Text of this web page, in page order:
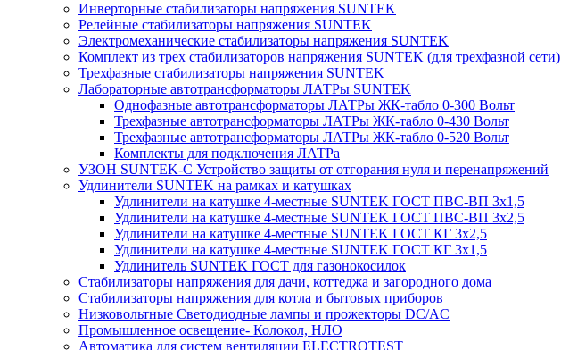
Инверторные стабилизаторы напряжения SUNTEK
Релейные стабилизаторы напряжения SUNTEK
Электромеханические стабилизаторы напряжения SUNTEK
Комплект из трех стабилизаторов напряжения SUNTEK (для трехфазной сети)
Трехфазные стабилизаторы напряжения SUNTEK
Лабораторные автотрансформаторы ЛАТРы SUNTEK
Однофазные автотрансформаторы ЛАТРы ЖК-табло 0-300 Вольт
Трехфазные автотрансформаторы ЛАТРы ЖК-табло 0-430 Вольт
Трехфазные автотрансформаторы ЛАТРы ЖК-табло 0-520 Вольт
Комплекты для подключения ЛАТРа
УЗОН SUNTEK-C Устройство защиты от отгорания нуля и перенапряжений
Удлинители SUNTEK на рамках и катушках
Удлинители на катушке 4-местные SUNTEK ГОСТ ПВС-ВП 3х1,5
Удлинители на катушке 4-местные SUNTEK ГОСТ ПВС-ВП 3х2,5
Удлинители на катушке 4-местные SUNTEK ГОСТ КГ 3х2,5
Удлинители на катушке 4-местные SUNTEK ГОСТ КГ 3х1,5
Удлинитель SUNTEK ГОСТ для газонокосилок
Стабилизаторы напряжения для дачи, коттеджа и загородного дома
Стабилизаторы напряжения для котла и бытовых приборов
Низковольтные Светодиодные лампы и прожекторы DC/AC
Промышленное освещение- Колокол, НЛО
Автоматика для систем вентиляции ELECTROTEST